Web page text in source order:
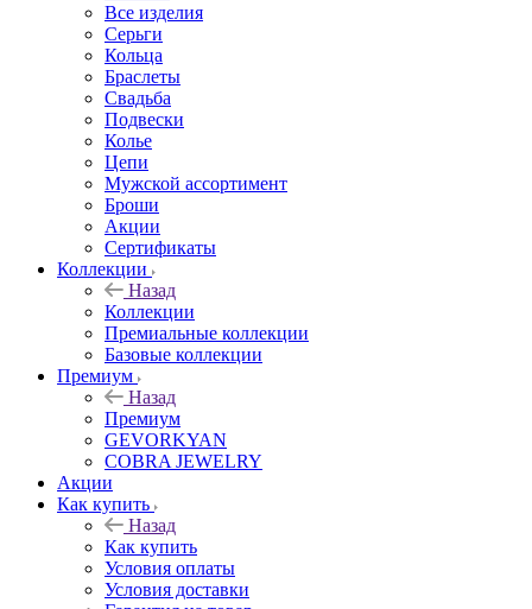
Все изделия
Серьги
Кольца
Браслеты
Свадьба
Подвески
Колье
Цепи
Мужской ассортимент
Броши
Акции
Сертификаты
Коллекции
Назад
Коллекции
Премиальные коллекции
Базовые коллекции
Премиум
Назад
Премиум
GEVORKYAN
COBRA JEWELRY
Акции
Как купить
Назад
Как купить
Условия оплаты
Условия доставки